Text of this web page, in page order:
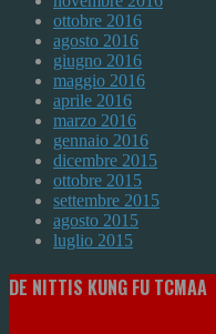
ottobre 2016
agosto 2016
giugno 2016
maggio 2016
aprile 2016
marzo 2016
gennaio 2016
dicembre 2015
ottobre 2015
settembre 2015
agosto 2015
luglio 2015
DE NITTIS KUNG FU TCMAA